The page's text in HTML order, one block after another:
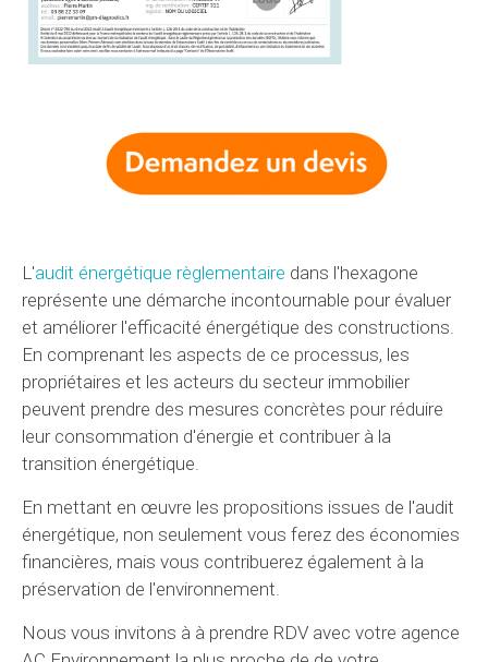
L'audit énergétique règlementaire dans l'hexagone
représente une démarche incontournable pour évaluer
et améliorer l'efficacité énergétique des constructions.
En comprenant les aspects de ce processus, les
propriétaires et les acteurs du secteur immobilier
peuvent prendre des mesures concrètes pour réduire
leur consommation d'énergie et contribuer à la
transition énergétique.
En mettant en œuvre les propositions issues de l'audit
énergétique, non seulement vous ferez des économies
financières, mais vous contribuerez également à la
préservation de l'environnement.
Nous vous invitons à à prendre RDV avec votre agence